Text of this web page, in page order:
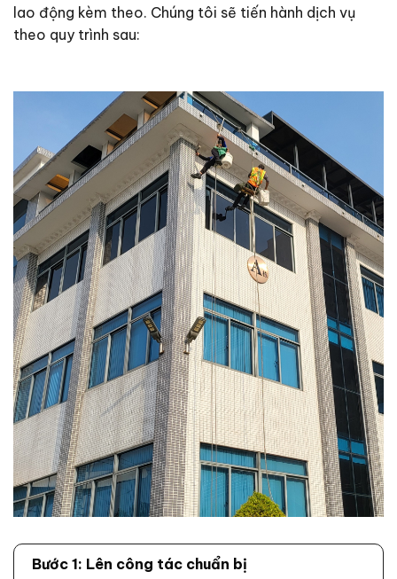
lao động kèm theo. Chúng tôi sẽ tiến hành dịch vụ
theo quy trình sau:
Bước 1: Lên công tác chuẩn bị